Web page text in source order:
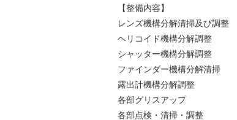
【整備内容】
レンズ機構分解清掃及び調整
ヘリコイド機構分解調整
シャッター機構分解調整
ファインダー機構分解清掃
露出計機構分解調整
各部グリスアップ
各部点検・清掃・調整